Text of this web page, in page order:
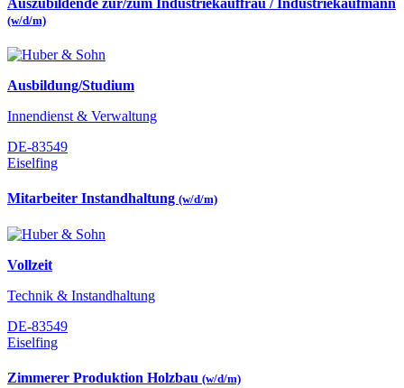
(w/d/m)
Ausbildung/Studium
Innendienst & Verwaltung
DE-83549
Eiselfing
Mitarbeiter Instandhaltung (w/d/m)
Vollzeit
Technik & Instandhaltung
DE-83549
Eiselfing
Zimmerer Produktion Holzbau (w/d/m)